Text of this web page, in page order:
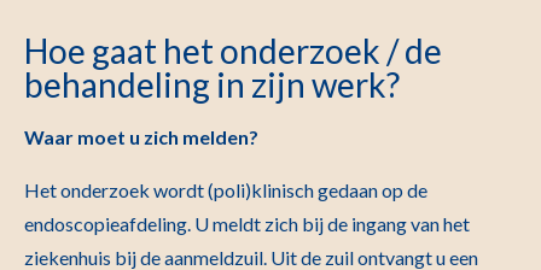
Hoe gaat het onderzoek / de
behandeling in zijn werk?
Waar moet u zich melden?
Het onderzoek wordt (poli)klinisch gedaan op de
endoscopieafdeling. U meldt zich bij de ingang van het
ziekenhuis bij de aanmeldzuil. Uit de zuil ontvangt u een